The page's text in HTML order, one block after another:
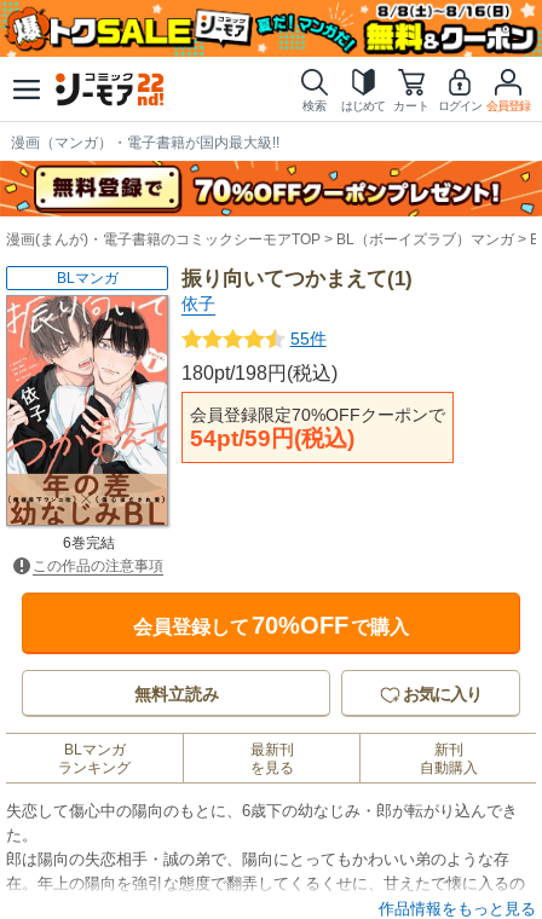
検索 はじめて カート ログイン 会員登録
漫画（マンガ）・電子書籍が国内最大級!!
漫画(まんが)・電子書籍のコミックシーモアTOP BL（ボーイズラブ）マンガ
振り向いてつかまえて(1)
依子
55件
180pt/198円(税込)
会員登録限定70%OFFクーポンで
54pt/59円(税込)
BLマンガ
6巻完結
この作品の注意事項
会員登録して70%OFFで購入
無料立読み お気に入り
BLマンガ
ランキング
最新刊
を見る
新刊
自動購入
失恋して傷心中の陽向のもとに、6歳下の幼なじみ・郎が転がり込んでき
た。
郎は陽向の失恋相手・誠の弟で、陽向にとってもかわいい弟のような存
在。年上の陽向を強引な態度で翻弄してくるくせに、甘えたで懐に入るの
が上手く、なんだかんだでいつも受け入れてしまう…。作品情報をもっと見る